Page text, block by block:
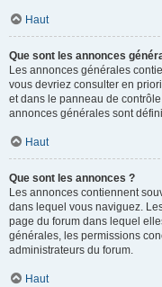
Haut
Que sont les annonces
Les annonces générales
vous devriez consulter en
et dans le panneau de
annonces générales sont
Haut
Que sont les annonces ?
Les annonces contiennent
dans lequel vous naviguez.
page du forum dans lequel
générales, les permissions
administrateurs du forum.
Haut